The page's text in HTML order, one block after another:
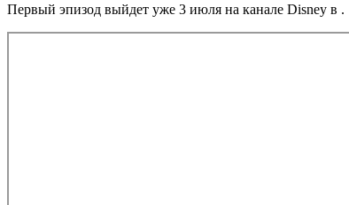
Первый эпизод выйдет уже 3 июля на канале Disney в .